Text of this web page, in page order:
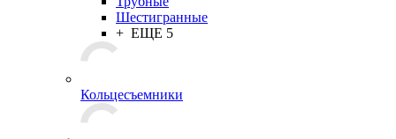
Шестигранные
+ ЕЩЕ 5
Кольцесъемники